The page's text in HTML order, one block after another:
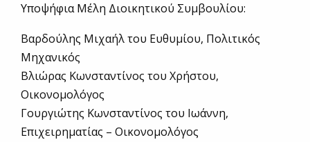
Υποψήφια Μέλη Διοικητικού Συμβουλίου:
Βαρδούλης Μιχαήλ του Ευθυμίου, Πολιτικός
Μηχανικός
Βλιώρας Κωνσταντίνος του Χρήστου,
Οικονομολόγος
Γουργιώτης Κωνσταντίνος του Ιωάννη,
Επιχειρηματίας – Οικονομολόγος